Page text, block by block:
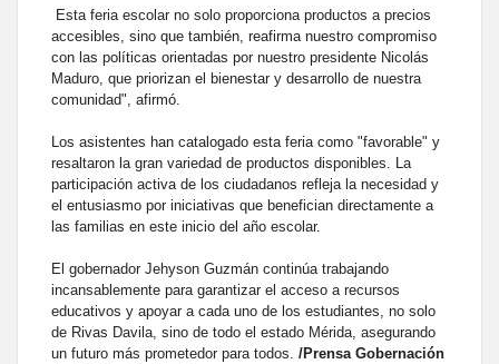
Esta feria escolar no solo proporciona productos a precios
accesibles, sino que también, reafirma nuestro compromiso
con las políticas orientadas por nuestro presidente Nicolás
Maduro, que priorizan el bienestar y desarrollo de nuestra
comunidad", afirmó.
Los asistentes han catalogado esta feria como "favorable" y
resaltaron la gran variedad de productos disponibles. La
participación activa de los ciudadanos refleja la necesidad y
el entusiasmo por iniciativas que benefician directamente a
las familias en este inicio del año escolar.
El gobernador Jehyson Guzmán continúa trabajando
incansablemente para garantizar el acceso a recursos
educativos y apoyar a cada uno de los estudiantes, no solo
de Rivas Davila, sino de todo el estado Mérida, asegurando
un futuro más prometedor para todos. /Prensa Gobernación